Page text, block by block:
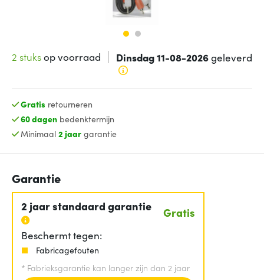
2 stuksop voorraad Dinsdag 11-08-2026geleverd
Gratis retourneren
60 dagenbedenktermijn
Minimaal 2 jaargarantie
Garantie
2 jaar standaard garantie Gratis
Beschermt tegen:
Fabricagefouten
* Fabrieksgarantie kan langer zijn dan 2 jaar